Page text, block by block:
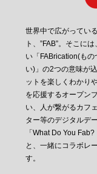
世界中で広がってい
ト、”FAB”。そこに
い「FABrication(も
い)」の2つの意味が
ットを楽しくわかり
を応援するオープン
い、人が繋がるカフ
ター等のデジタルデ
「What Do You
と、一緒にコラボレ
す。